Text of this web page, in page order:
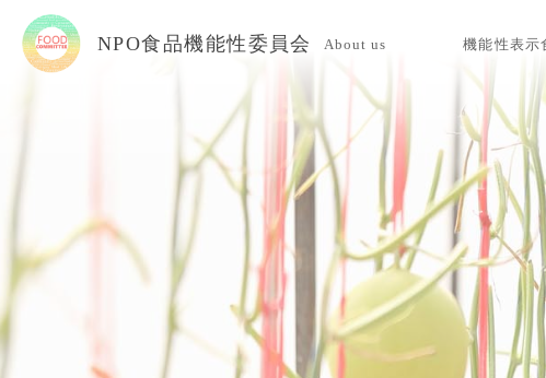
NPO食品機能性委員会 About us
当委員会について
入会案内
お問い合わせ
機能性表示